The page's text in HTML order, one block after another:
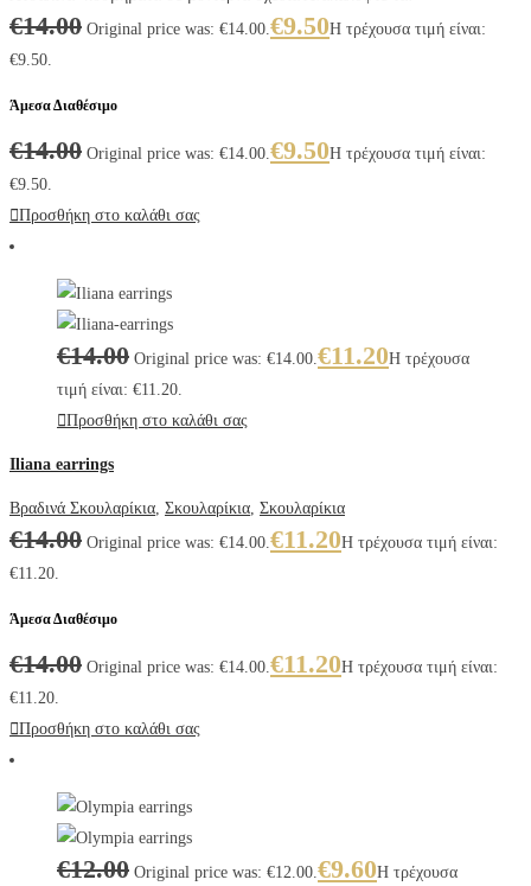
€14.00 Original price was: €14.00.€9.50Η τρέχουσα τιμή είναι:
€9.50.
Άμεσα Διαθέσιμο
€14.00 Original price was: €14.00.€9.50Η τρέχουσα τιμή είναι:
€9.50.
Προσθήκη στο καλάθι σας
€14.00 Original price was: €14.00.€11.20Η τρέχουσα
τιμή είναι: €11.20.
Προσθήκη στο καλάθι σας
Iliana earrings
Βραδινά Σκουλαρίκια, Σκουλαρίκια, Σκουλαρίκια
€14.00 Original price was: €14.00.€11.20Η τρέχουσα τιμή είναι:
€11.20.
Άμεσα Διαθέσιμο
€14.00 Original price was: €14.00.€11.20Η τρέχουσα τιμή είναι:
€11.20.
Προσθήκη στο καλάθι σας
€12.00 Original price was: €12.00.€9.60Η τρέχουσα